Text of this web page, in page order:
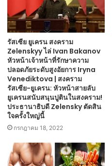
รัสเซีย ยูเครน สงคราม
Zelenskyy ไล่ Ivan Bakanov
หัวหน้าเจ้าหน้าที่รักษาความ
ปลอดภัยระดับสูงอัยการ Iryna
Venediktova | สงคราม
รัสเซีย-ยูเครน: หัวหน้าสายลับ
ยูเครนสนับสนุนปูตินในสงคราม!
ประธานาธิบดี Zelensky ตัดสิน
ใจครั้งใหญ่นี้
กรกฎาคม 18, 2022